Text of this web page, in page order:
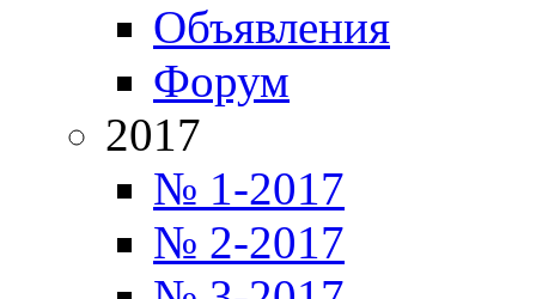
Объявления
Форум
2017
№ 1-2017
№ 2-2017